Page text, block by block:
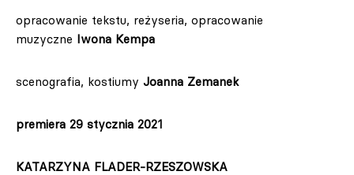
opracowanie tekstu, reżyseria, opracowanie
muzyczne Iwona Kempa
scenografia, kostiumy Joanna Zemanek
premiera 29 stycznia 2021
KATARZYNA FLADER-RZESZOWSKA